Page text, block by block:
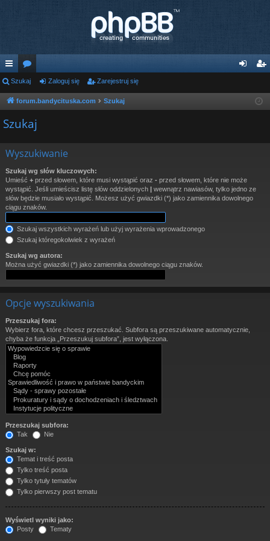
ię
ce
j
or
a ej
Szukaj Zaloguj się Zarejestruj się
forum.bandycituska.com Szukaj
Szukaj
Wyszukiwanie
Szukaj wg słów kluczowych:
Umieść + przed słowem, które musi wystąpić oraz - przed słowem, które nie może
wystąpić. Jeśli umieścisz listę słów oddzielonych | wewnątrz nawiasów, tylko jedno ze
słów będzie musiało wystąpić. Możesz użyć gwiazdki (*) jako zamiennika dowolnego
ciągu znaków.
Szukaj wszystkich wyrażeń lub użyj wyrażenia wprowadzonego
Szukaj któregokolwiek z wyrażeń
Szukaj wg autora:
Można użyć gwiazdki (*) jako zamiennika dowolnego ciągu znaków.
Opcje wyszukiwania
Przeszukaj fora:
Wybierz fora, które chcesz przeszukać. Subfora są przeszukiwane automatycznie,
chyba że funkcja „Przeszukuj subfora”, jest wyłączona.
Przeszukaj subfora:
Tak
Nie
Szukaj w:
Temat i treść posta
Tylko treść posta
Tylko tytuły tematów
Tylko pierwszy post tematu
Wyświetl wyniki jako:
Posty
Tematy